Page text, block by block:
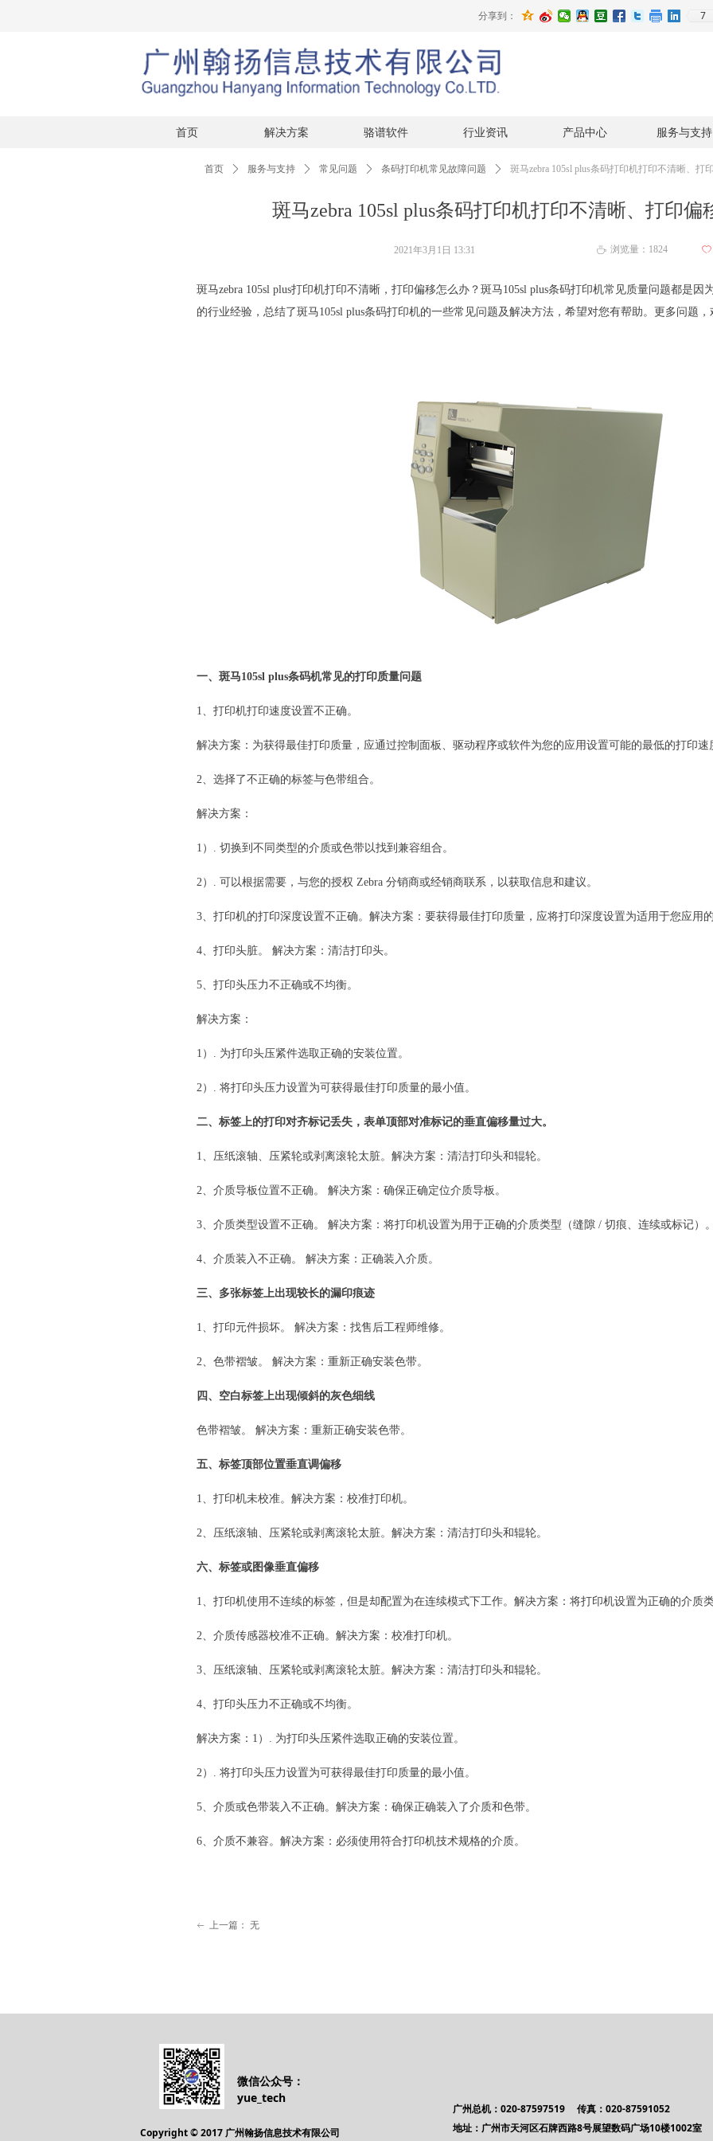
分享到： 7
首页 解决方案 骆谱软件 行业资讯 产品中心 服务与支持
斑马zebra 105sl plus条码打印机打印不清晰、打印偏
首页 ꄲ 服务与支持 ꄲ 常见问题 ꄲ 条码打印机常见故障问题 ꄲ 斑马zebra 105sl plus条码打印机打印不清晰、打
斑马zebra 105sl plus打印机打印不清晰，打印偏移怎么办？ 斑马105sl plus条码打印机常见质量问题都是因
的行业经验，总结了斑马105sl plus条码打印机的一些常见问题及解决方法，希望对您有帮助。更多问题，
一、斑马105sl plus条码机常见的打印质量问题
1、打印机打印速度设置不正确。
解决方案：为获得最佳打印质量，应通过控制面板、驱动程序或软件为您的应用设置可能的最低的打印速
2、选择了不正确的标签与色带组合。
解决方案：
1）. 切换到不同类型的介质或色带以找到兼容组合。
2）. 可以根据需要，与您的授权 Zebra 分销商或经销商联系，以获取信息和建议。
3、打印机的打印深度设置不正确。解决方案：要获得最佳打印质量，应将打印深度设置为适用于您应用的
4、打印头脏。 解决方案：清洁打印头。
5、打印头压力不正确或不均衡。
解决方案：
1）. 为打印头压紧件选取正确的安装位置。
2）. 将打印头压力设置为可获得最佳打印质量的最小值。
二、标签上的打印对齐标记丢失，表单顶部对准标记的垂直偏移量过大。
1、压纸滚轴、压紧轮或剥离滚轮太脏。解决方案：清洁打印头和辊轮。
2、介质导板位置不正确。 解决方案：确保正确定位介质导板。
3、介质类型设置不正确。 解决方案：将打印机设置为用于正确的介质类型（缝隙 / 切痕、连续或标记）。
4、介质装入不正确。 解决方案：正确装入介质。
三、多张标签上出现较长的漏印痕迹
1、打印元件损坏。 解决方案：找售后工程师维修。
2、色带褶皱。 解决方案：重新正确安装色带。
四、空白标签上出现倾斜的灰色细线
色带褶皱。 解决方案：重新正确安装色带。
五、标签顶部位置垂直调偏移
1、打印机未校准。解决方案：校准打印机。
2、压纸滚轴、压紧轮或剥离滚轮太脏。解决方案：清洁打印头和辊轮。
六、标签或图像垂直偏移
1、打印机使用不连续的标签，但是却配置为在连续模式下工作。解决方案：将打印机设置为正确的介质
2、介质传感器校准不正确。解决方案：校准打印机。
3、压纸滚轴、压紧轮或剥离滚轮太脏。解决方案：清洁打印头和辊轮。
4、打印头压力不正确或不均衡。
解决方案：1）. 为打印头压紧件选取正确的安装位置。
2）. 将打印头压力设置为可获得最佳打印质量的最小值。
5、介质或色带装入不正确。解决方案：确保正确装入了介质和色带。
6、介质不兼容。解决方案：必须使用符合打印机技术规格的介质。
2021年3月1日 13:31 ꄘ 浏览量： 1824 ꄀ
ꂃ 上一篇： 无
微信公众号：
yue_tech
Copyright © 2017 广州翰扬信息技术有限公司
广州总机：020-87597519 传真：020-87591052
地址：广州市天河区石牌西路8号展望数码广场10楼1002室